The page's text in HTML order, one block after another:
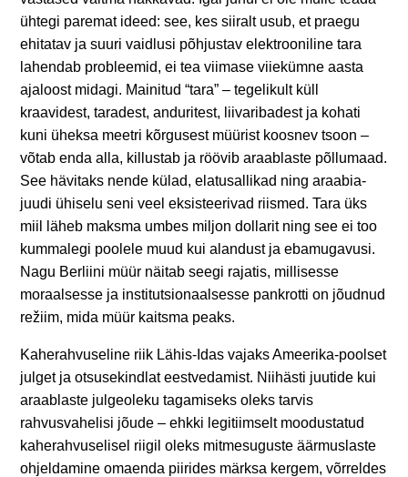
ühtegi paremat ideed: see, kes siiralt usub, et praegu
ehitatav ja suuri vaidlusi põhjustav elektrooniline tara
lahendab probleemid, ei tea viimase viiekümne aasta
ajaloost midagi. Mainitud “tara” – tegelikult küll
kraavidest, taradest, anduritest, liivaribadest ja kohati
kuni üheksa meetri kõrgusest müürist koosnev tsoon –
võtab enda alla, killustab ja röövib araablaste põllumaad.
See hävitaks nende külad, elatusallikad ning araabia-
juudi ühiselu seni veel eksisteerivad riismed. Tara üks
miil läheb maksma umbes miljon dollarit ning see ei too
kummalegi poolele muud kui alandust ja ebamugavusi.
Nagu Berliini müür näitab seegi rajatis, millisesse
moraalsesse ja institutsionaalsesse pankrotti on jõudnud
režiim, mida müür kaitsma peaks.
Kaherahvuseline riik Lähis-Idas vajaks Ameerika-poolset
julget ja otsusekindlat eestvedamist. Niihästi juutide kui
araablaste julgeoleku tagamiseks oleks tarvis
rahvusvahelisi jõude – ehkki legitiimselt moodustatud
kaherahvuselisel riigil oleks mitmesuguste äärmuslaste
ohjeldamineomaenda piirides märksa kergem, võrreldes